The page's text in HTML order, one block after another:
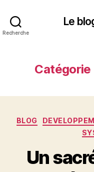
Recherche
Le
Catégorie
BLOG
Un